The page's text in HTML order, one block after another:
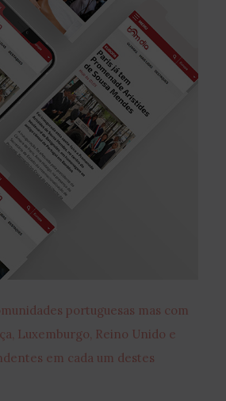
portuguesas mas com
Luxemburgo, Reino Unido e
em cada um destes